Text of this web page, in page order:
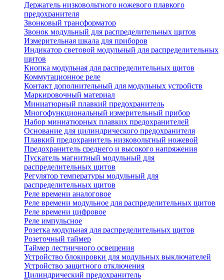
Держатель низковольтного ножевого плавкого
предохранителя
Звонковый трансформатор
Звонок модульный для распределительных щитов
Измерительная шкала для приборов
Индикатор световой модульный для распределительных
щитов
Кнопка модульная для распределительных щитов
Коммутационное реле
Контакт дополнительный для модульных устройств
Маркировочный материал
Миниатюрный плавкий предохранитель
Многофункциональный измерительный прибор
Набор миниатюрных плавких предохранителей
Основание для цилиндрического предохранителя
Плавкий предохранитель низковольтный ножевой
Предохранитель среднего и высокого напряжения
Пускатель магнитный модульный для
распределительных щитов
Регулятор температуры модульный для
распределительных щитов
Реле времени аналоговое
Реле времени модульное для распределительных щитов
Реле времени цифровое
Реле импульсное
Розетка модульная для распределительных щитов
Розеточный таймер
Таймер лестничного освещения
Устройство блокировки для модульных выключателей
Устройство защитного отключения
Цилиндрический предохранитель